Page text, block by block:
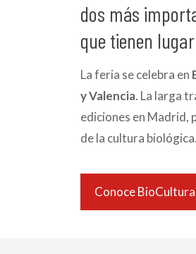
dos más
que tienen
La feria se celebra en
yValencia. La larga
ediciones en Madrid,
de la cultura biológica.
Conoce BioCultura